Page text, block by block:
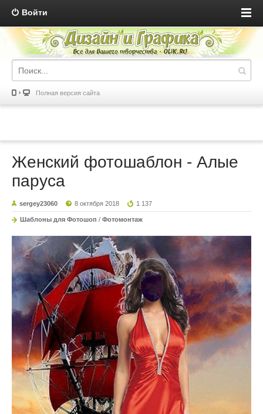
Войти
Полная версия сайта
Женский фотошаблон - Алые
паруса
sergey23060 8 октября 2018 1 137
Шаблоны для Фотошоп / Фотомонтаж